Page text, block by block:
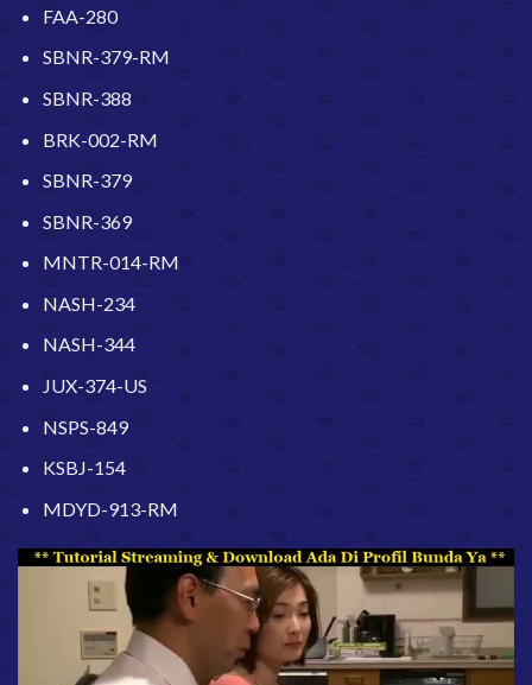
FAA-280
SBNR-379-RM
SBNR-388
BRK-002-RM
SBNR-379
SBNR-369
MNTR-014-RM
NASH-234
NASH-344
JUX-374-US
NSPS-849
KSBJ-154
MDYD-913-RM